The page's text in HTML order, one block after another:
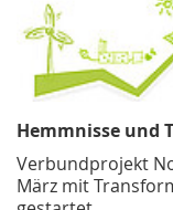
Hemmnisse und
Verbundprojekt
März mit